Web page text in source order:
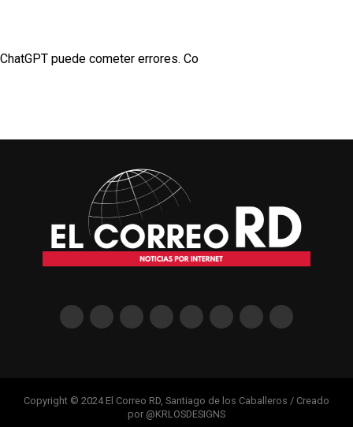
ChatGPT puede cometer errores. Co
Copyright © 2024 El Correo RD, Santiago de los Caballeros / Creado
por @KRLOSDESIGNS